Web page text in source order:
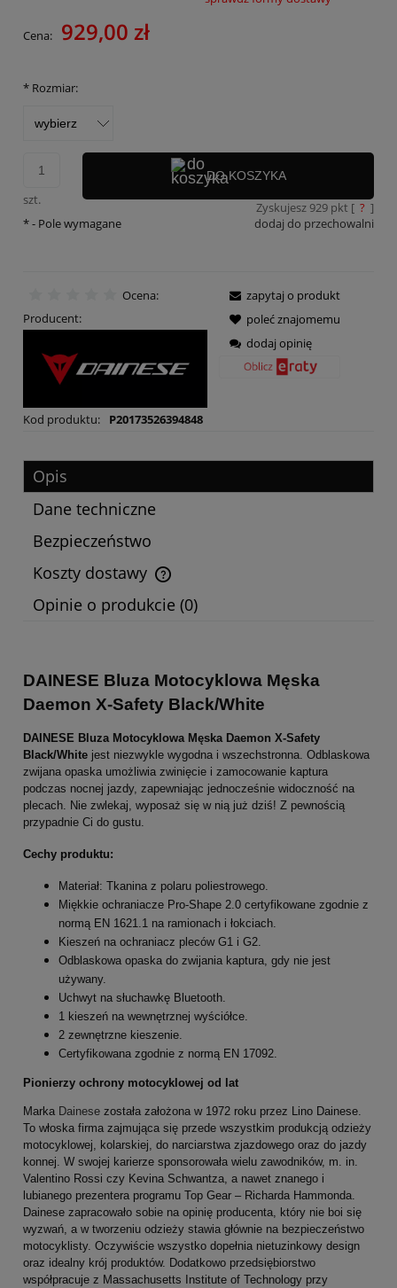
Cena: 929,00 zł
* Rozmiar:
szt.
DO KOSZYKA
Zyskujesz 929pkt [ ? ]
dodaj do przechowalni
*- Pole wymagane
Ocena:
Producent:
Kod produktu: P20173526394848
zapytaj o produkt
poleć znajomemu
dodaj opinię
Opis
Dane techniczne
Bezpieczeństwo
Koszty dostawy
Cena nie zawiera ewentualnych kosztów płatności
Opinie o produkcie (0)
DAINESE Bluza Motocyklowa Męska
Daemon X-Safety Black/White
DAINESE Bluza Motocyklowa Męska Daemon X-Safety
Black/White jest niezwykle wygodna i wszechstronna. Odblaskowa
zwijana opaska umożliwia zwinięcie i zamocowanie kaptura
podczas nocnej jazdy, zapewniając jednocześnie widoczność na
plecach. Nie zwlekaj, wyposaż się w nią już dziś! Z pewnością
przypadnie Ci do gustu.
Cechy produktu:
Materiał: Tkanina z polaru poliestrowego.
Miękkie ochraniacze Pro-Shape 2.0 certyfikowane zgodnie z
normą EN 1621.1 na ramionach i łokciach.
Kieszeń na ochraniacz pleców G1 i G2.
Odblaskowa opaska do zwijania kaptura, gdy nie jest
używany.
Uchwyt na słuchawkę Bluetooth.
1 kieszeń na wewnętrznej wyściółce.
2 zewnętrzne kieszenie.
Certyfikowana zgodnie z normą EN 17092.
Pionierzy ochrony motocyklowej od lat
Marka Dainese została założona w 1972 roku przez Lino Dainese.
To włoska firma zajmująca się przede wszystkim produkcją odzieży
motocyklowej, kolarskiej, do narciarstwa zjazdowego oraz do jazdy
konnej. W swojej karierze sponsorowała wielu zawodników, m. in.
Valentino Rossi czy Kevina Schwantza, a nawet znanego i
lubianego prezentera programu Top Gear – Richarda Hammonda.
Dainese zapracowało sobie na opinię producenta, który nie boi się
wyzwań, a w tworzeniu odzieży stawia głównie na bezpieczeństwo
motocyklisty. Oczywiście wszystko dopełnia nietuzinkowy design
oraz idealny krój produktów. Dodatkowo przedsiębiorstwo
współpracuje z Massachusetts Institute of Technology przy